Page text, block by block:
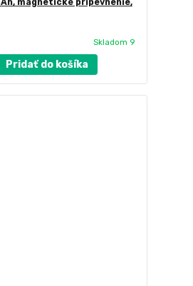
magnetické pripevnenie,
Skladom 9
Pridať do košíka